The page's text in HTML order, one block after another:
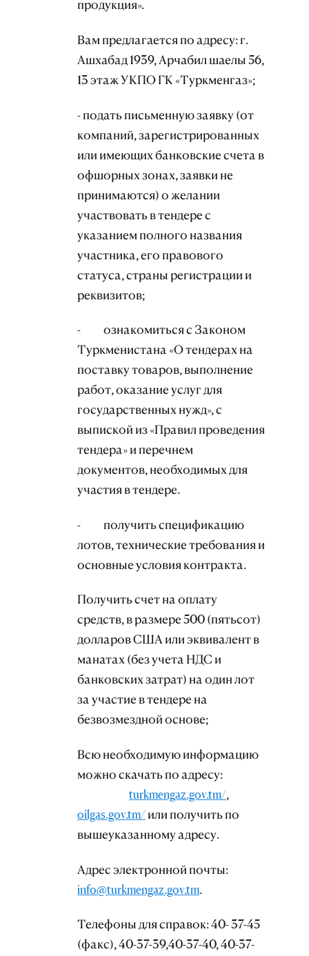
продукция».
Вам предлагается по адресу: г.
Ашхабад 1939, Арчабил шаелы 56,
13 этаж УКПО ГК «Туркменгаз»;
- подать письменную заявку (от
компаний, зарегистрированных
или имеющих банковские счета в
офшорных зонах, заявки не
принимаются) о желании
участвовать в тендере с
указанием полного названия
участника, его правового
статуса, страны регистрации и
реквизитов;
- ознакомиться с Законом
Туркменистана «О тендерах на
поставку товаров, выполнение
работ, оказание услуг для
государственных нужд», с
выпиской из «Правил проведения
тендера» и перечнем
документов, необходимых для
участия в тендере.
- получить спецификацию
лотов, технические требования и
основные условия контракта.
Получить счет на оплату
средств, в размере 500 (пятьсот)
долларов США или эквивалент в
манатах (без учета НДС и
банковских затрат) на один лот
за участие в тендере на
безвозмездной основе;
Всю необходимую информацию
можно скачать по адресу:
turkmengaz.gov.tm/,
oilgas.gov.tm/или получить по
вышеуказанному адресу.
Адрес электронной почты:
info@turkmengaz.gov.tm.
Телефоны для справок: 40- 37-45
(факс), 40-37-39,40-37-40, 40-37-